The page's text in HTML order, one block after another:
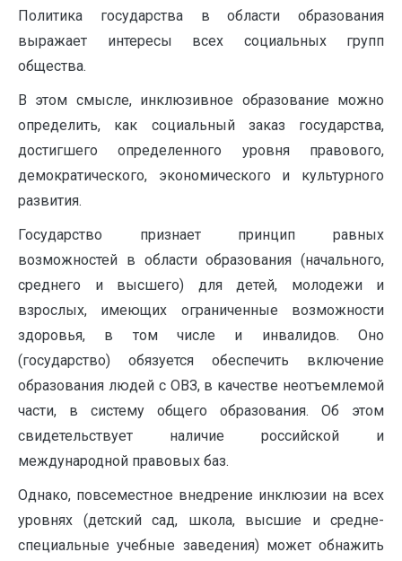
Политика государства в области образования
выражает интересы всех социальных групп
общества.
В этом смысле, инклюзивное образование можно
определить, как социальный заказ государства,
достигшего определенного уровня правового,
демократического, экономического и культурного
развития.
Государство признает принцип равных
возможностей в области образования (начального,
среднего и высшего) для детей, молодежи и
взрослых, имеющих ограниченные возможности
здоровья, в том числе и инвалидов. Оно
(государство) обязуется обеспечить включение
образования людей с ОВЗ, в качестве неотъемлемой
части, в систему общего образования. Об этом
свидетельствует наличие российской и
международной правовых баз.
Однако, повсеместное внедрение инклюзии на всех
уровнях (детский сад, школа, высшие и средне-
специальные учебные заведения) может обнажить